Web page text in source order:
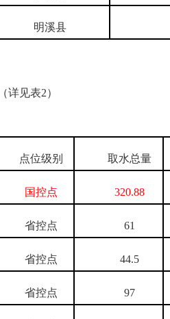
明溪县
见表2）
点位级别 取水总量
国控点 320.88
省控点 61
省控点 44.5
省控点 97